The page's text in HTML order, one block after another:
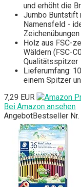
und erhöht die
Jumbo Buntstift
Namensfeld -
Zeichenübungen
Holz aus FSC-
Wäldern (FSC-
Qualitätsspitzer
Lieferumfang:
einem Spitzer
7,29 EUR
Bei Amazon ansehen
AngebotBestseller Nr.